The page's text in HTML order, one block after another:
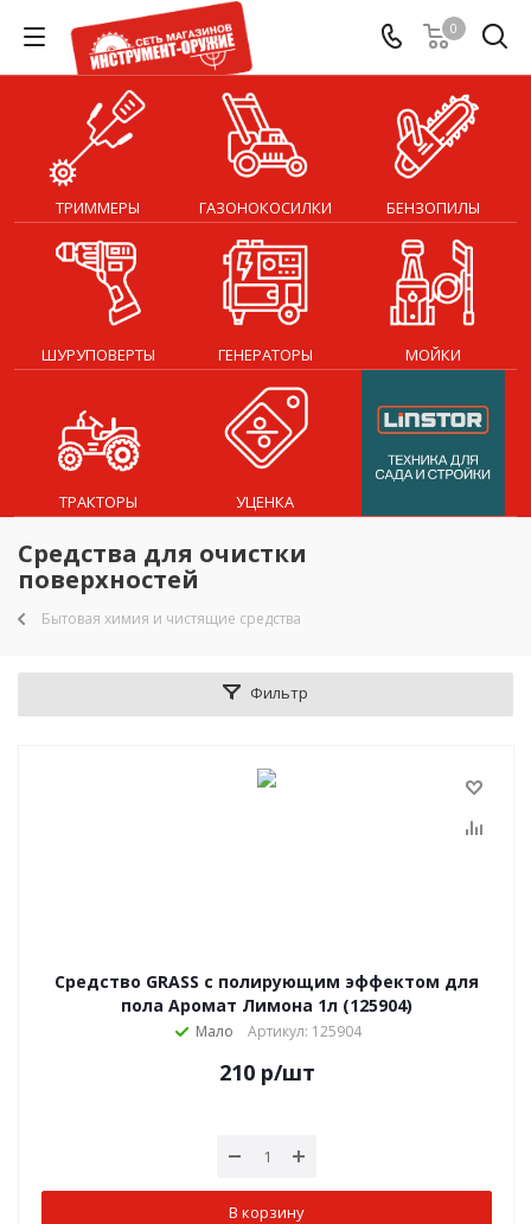
0
ТРИММЕРЫ ГАЗОНОКОСИЛКИ БЕНЗОПИЛЫ
ШУРУПОВЕРТЫ ГЕНЕРАТОРЫ МОЙКИ
ТРАКТОРЫ УЦЕНКА
Средства для очистки
поверхностей
Бытовая химия и чистящие средства
Фильтр
Средство GRASS с полирующим эффектом для
пола Аромат Лимона 1л (125904)
Мало Артикул: 125904
210р/шт
В корзину